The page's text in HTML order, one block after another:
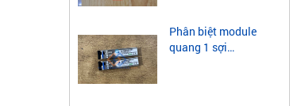
Phân biệt module
quang 1 sợi